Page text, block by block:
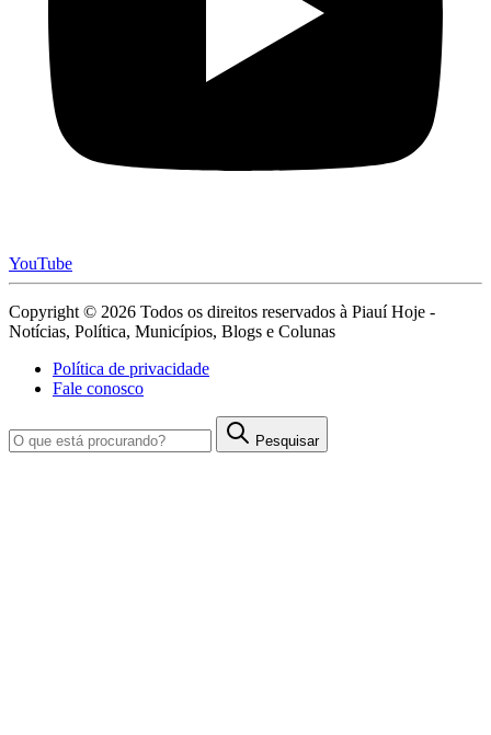
YouTube
Copyright © 2026 Todos os direitos reservados à Piauí Hoje -
Notícias, Política, Municípios, Blogs e Colunas
Política de privacidade
Fale conosco
Pesquisar